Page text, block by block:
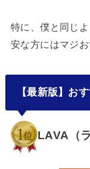
特に、僕と同じ
安な方にはマジ
【最新版】お
LAVA（